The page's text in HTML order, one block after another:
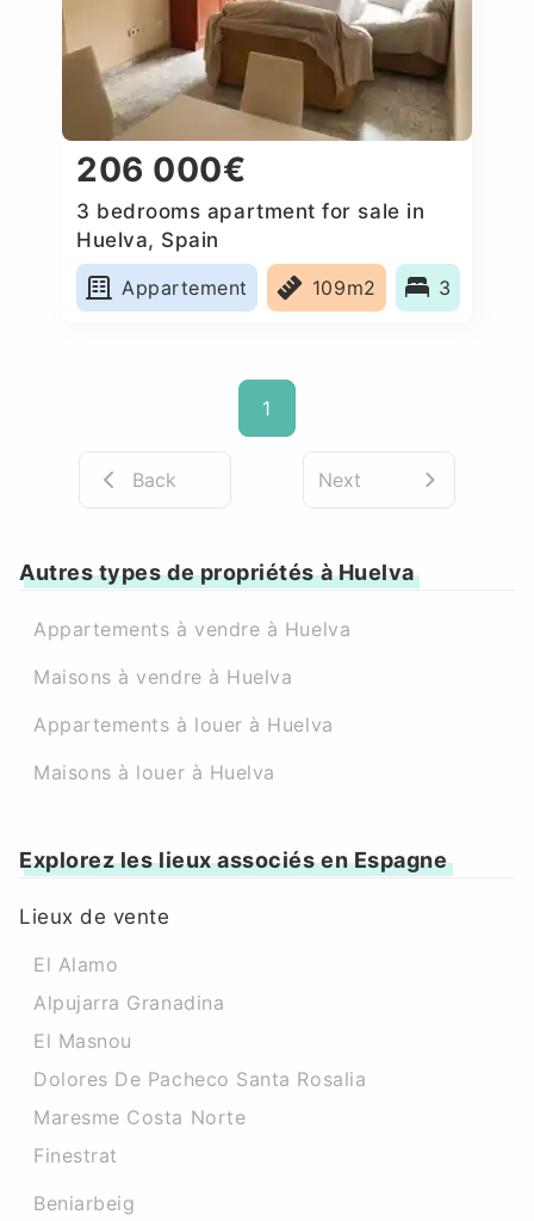
206 000€
3 bedrooms apartment for sale in
Huelva, Spain
Appartement
109m2 3
1
Back Next
Autres types de propriétés à Huelva
Appartements à vendre à Huelva
Maisons à vendre à Huelva
Appartements à louer à Huelva
Maisons à louer à Huelva
Explorez les lieux associés en Espagne
Lieux de vente
El Alamo
Alpujarra Granadina
El Masnou
Dolores De Pacheco Santa Rosalia
Maresme Costa Norte
Finestrat
Beniarbeig